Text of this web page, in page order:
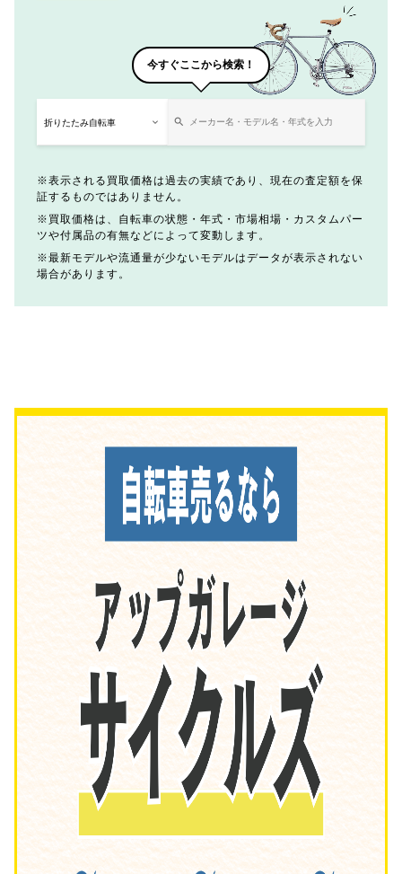
今すぐここから検索！
表示される買取価格は過去の実績であり、現在の査定額を保
証するものではありません。
買取価格は、自転車の状態・年式・市場相場・カスタムパー
ツや付属品の有無などによって変動します。
最新モデルや流通量が少ないモデルはデータが表示されない
場合があります。